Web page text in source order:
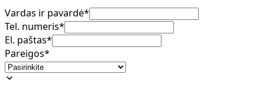
Vardas ir pavardė*
Tel. numeris*
El. paštas*
Pareigos*